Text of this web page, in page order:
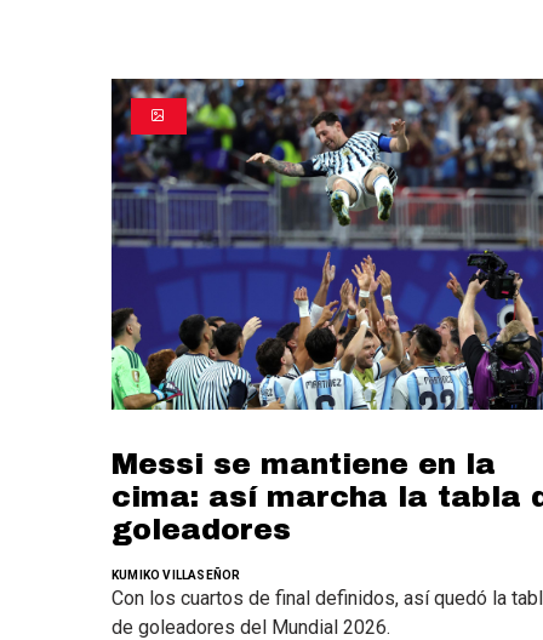
Messi se mantiene en la
cima: así marcha la tabla
goleadores
KUMIKO VILLASEÑOR
Con los cuartos de final definidos, así quedó la
de goleadores del Mundial 2026.